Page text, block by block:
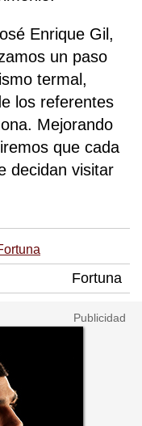
Enrique Gil,
un paso
termal,
los referentes
Mejorando
que cada
decidan visitar
Fortuna